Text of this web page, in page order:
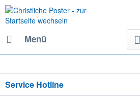
Menü
Service Hotline